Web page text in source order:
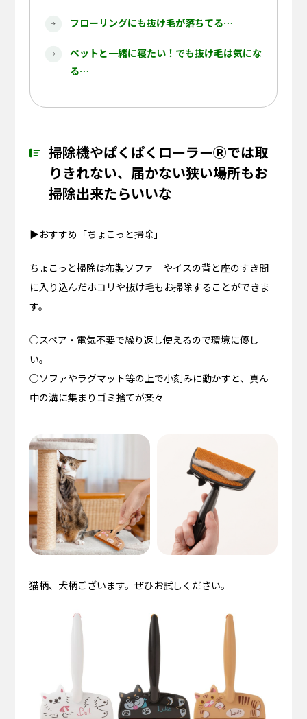
フローリングにも抜け毛が落ちてる…
ペットと一緒に寝たい！でも抜け毛は気にな
る…
掃除機やぱくぱくローラーⓇでは取
りきれない、届かない狭い場所もお
掃除出来たらいいな
▶おすすめ「ちょこっと掃除」
ちょこっと掃除は布製ソファ―やイスの背と座のすき間
に入り込んだホコリや抜け毛もお掃除することができま
す。
○スペア・電気不要で繰り返し使えるので環境に優し
い。
○ソファやラグマット等の上で小刻みに動かすと、真ん
中の溝に集まりゴミ捨てが楽々
猫柄、犬柄ございます。ぜひお試しください。